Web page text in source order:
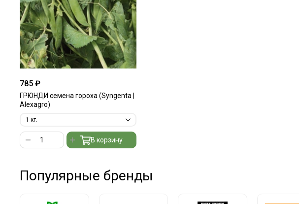
785 ₽
ГРЮНДИ семена гороха (Syngenta |
Alexagro)
В корзину
Популярные бренды